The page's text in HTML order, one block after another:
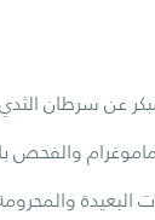
عن سرطان
والفحص
البعيدة